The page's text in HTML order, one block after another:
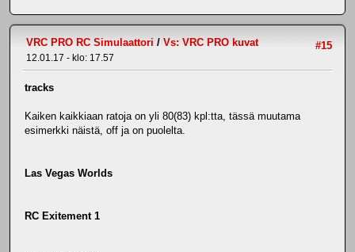
#15
VRC PRO RC Simulaattori / Vs: VRC PRO kuvat
12.01.17 - klo: 17.57
tracks
Kaiken kaikkiaan ratoja on yli 80(83) kpl:tta, tässä muutama
esimerkki näistä, off ja on puolelta.
Las Vegas Worlds
RC Exitement 1